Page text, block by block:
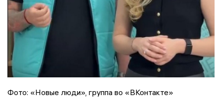
Фото: «Новые люди», группа во «ВКонтакте»